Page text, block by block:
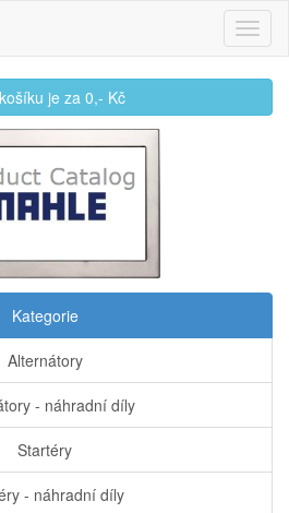
je za0,- Kč
Kategorie
Alternátory
- náhradní díly
Startéry
- náhradní díly